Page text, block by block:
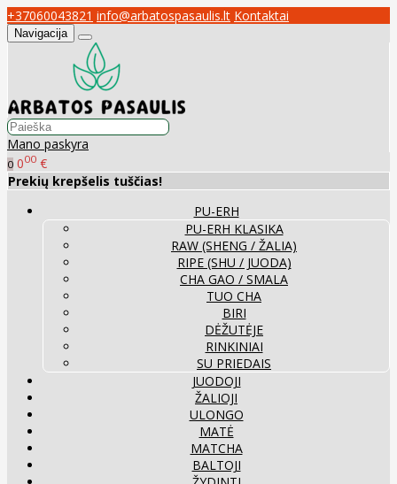
+37060043821 info@arbatospasaulis.lt Kontaktai
Navigacija
Mano paskyra
0 000 €
Prekių krepšelis tuščias!
PU-ERH
PU-ERH KLASIKA
RAW (SHENG / ŽALIA)
RIPE (SHU / JUODA)
CHA GAO / SMALA
TUO CHA
BIRI
DĖŽUTĖJE
RINKINIAI
SU PRIEDAIS
JUODOJI
ŽALIOJI
ULONGO
MATĖ
MATCHA
BALTOJI